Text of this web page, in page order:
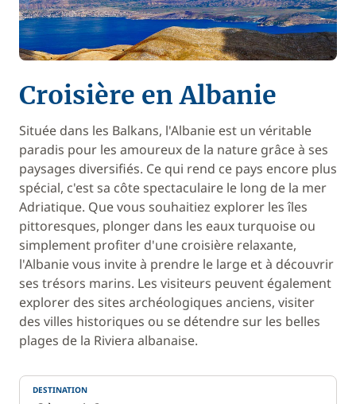
Croisière en Albanie
Située dans les Balkans, l'Albanie est un véritable
paradis pour les amoureux de la nature grâce à ses
paysages diversifiés. Ce qui rend ce pays encore plus
spécial, c'est sa côte spectaculaire le long de la mer
Adriatique. Que vous souhaitiez explorer les îles
pittoresques, plonger dans les eaux turquoise ou
simplement profiter d'une croisière relaxante,
l'Albanie vous invite à prendre le large et à découvrir
ses trésors marins. Les visiteurs peuvent également
explorer des sites archéologiques anciens, visiter
des villes historiques ou se détendre sur les belles
plages de la Riviera albanaise.
DESTINATION